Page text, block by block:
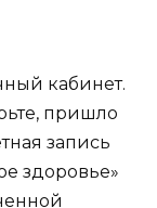
кабинет.
пришло
запись
здоровье»